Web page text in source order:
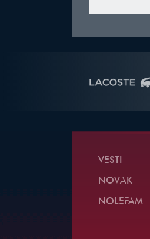
VESTI
NOVAK
NOLEFAM